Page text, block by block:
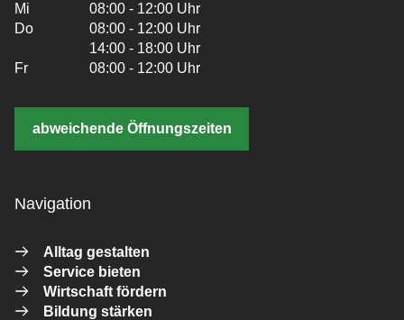
Mi
08:00 - 12:00 Uhr
Do
08:00 - 12:00 Uhr
14:00 - 18:00 Uhr
Fr
08:00 - 12:00 Uhr
abweichende Öffnungszeiten
Navigation
Alltag gestalten
Service bieten
Wirtschaft fördern
Bildung stärken